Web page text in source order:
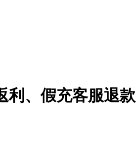
利、假充客服退